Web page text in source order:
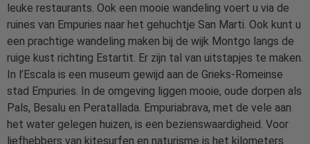
leuke restaurants. Ook een mooie wandeling voert u via de
ruines van Empuries naar het gehuchtje San Marti. Ook kunt u
een prachtige wandeling maken bij de wijk Montgo langs de
ruige kust richting Estartit. Er zijn tal van uitstapjes te maken.
In l’Escala is een museum gewijd aan de Grieks-Romeinse
stad Empuries. In de omgeving liggen mooie, oude dorpen als
Pals, Besalu en Peratallada. Empuriabrava, met de vele aan
het water gelegen huizen, is een bezienswaardigheid. Voor
liefhebbers van kitesurfen en naturisme is het kilometers